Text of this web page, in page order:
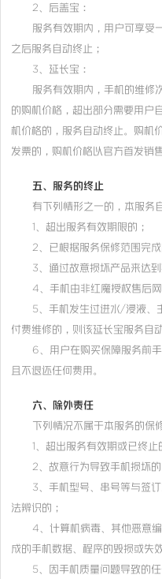
2、后盖宝：
服务有效期内，用户可享受
之后服务自动终止；
3、延长宝：
服务有效期内，手机的维修
的购机价格，超出部分需要用户
机价格的，服务自动终止。购机
发票的，购机价格以官方首发销
五、服务的终止
有下列情形之一的，本服务
1、超出服务有效期限的；
2、已根据服务保修范围完
3、通过故意损坏产品来达到
4、手机由非红魔授权售后
5、手机发生过进水/浸液、
付费维修的，则该延长宝服务自
6、用户在购买保障服务前
且不退还任何费用。
六、除外责任
下列情况不属于本服务的保
1、超出服务有效期或已终止
2、故意行为导致手机损坏的
3、手机型号、串号等与签
法辨识的；
4、计算机病毒、其他恶意
成的手机数据、程序的毁损或失
5、因手机质量问题导致的